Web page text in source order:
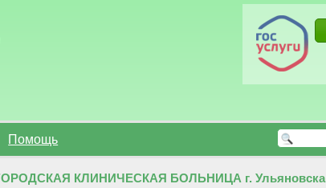
Помощь
КЛИНИЧЕСКАЯ БОЛЬНИЦА г. Ульяновска